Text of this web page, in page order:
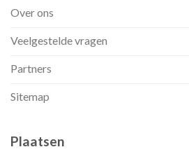
Over ons
Veelgestelde vragen
Partners
Sitemap
Plaatsen